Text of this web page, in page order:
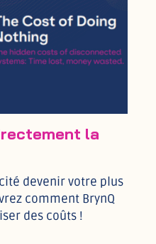
la
devenir votre plus
comment BrynQ
des coûts !